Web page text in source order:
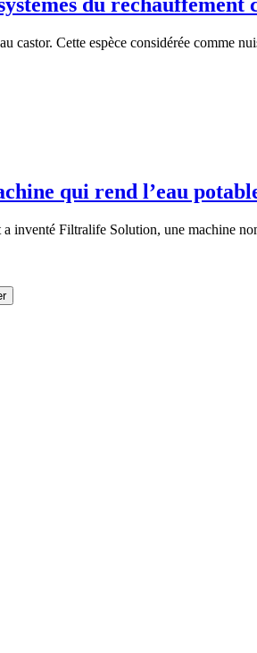
du réchauffement
castor. Cette espèce considérée comme
qui rend l’eau
inventé Filtralife Solution, une machine